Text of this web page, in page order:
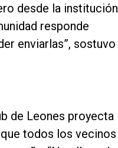
desde la institución
responde
enviarlas”, sostuvo
de Leones proyecta
todos los vecinos